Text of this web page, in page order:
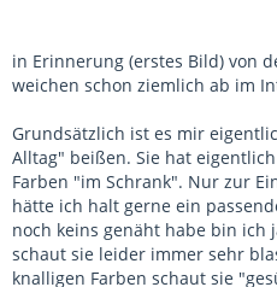
in Erinnerung (erstes Bild) von
weichen schon ziemlich ab im
Grundsätzlich ist es mir
Alltag" beißen. Sie hat
Farben "im Schrank". Nur zur
hätte ich halt gerne ein
noch keins genäht habe bin ich
schaut sie leider immer sehr
knalligen Farben schaut sie